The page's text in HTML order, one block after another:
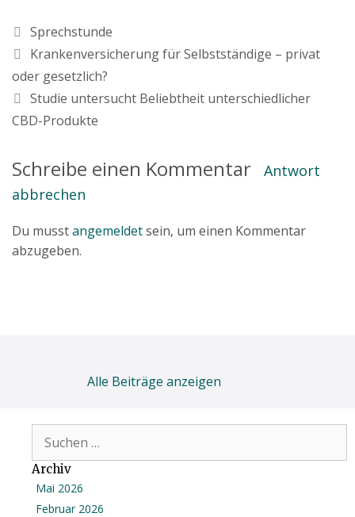
K
a
e
g
o
i
e
n
Sprechstunde
Krankenversicherung für Selbstständige – privat
oder gesetzlich?
Studie untersucht Beliebtheit unterschiedlicher
CBD-Produkte
Schreibe einen Kommentar
Antwort
abbrechen
Du musstangemeldetsein, um einen Kommentar
abzugeben.
Alle Beiträge anzeigen
c
h
e
Archiv
Mai 2026
Februar 2026